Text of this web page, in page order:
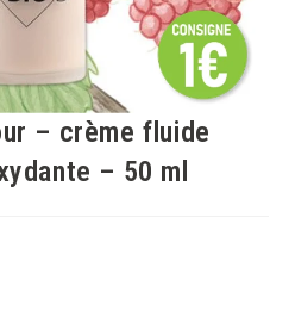
– crème fluide
– 50 ml